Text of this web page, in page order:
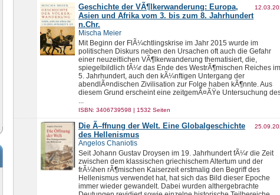
Geschichte der VÃ¶lkerwanderung: Europa,
Asien und Afrika vom 3. bis zum 8. Jahrhundert
n.Chr.
Mischa Meier
Mit Beginn der FlÃ¼chtlingskrise im Jahr 2015 wurde im
politischen Diskurs neben den Ursachen oft auch die Gefahr
einer neuzeitlichen VÃ¶lkerwanderung thematisiert, die,
spiegelbildlich fÃ¼r das Ende des WestrÃ¶mischen Reiches im
5. Jahrhundert, auch den kÃ¼nftigen Untergang der
abendlÃ¤ndischen Zivilisation zur Folge haben kÃ¶nnte. Aus
diesem Grund erscheint eine zeitgemÃ¤ÃŸe Untersuchung
...
ISBN: 3406739598 | 1532 Seiten
Die Ã–ffnung der Welt. Eine Globalgeschichte
des Hellenismus
Angelos Chaniotis
Seit Johann Gustav Droysen im 19. Jahrhundert fÃ¼r die Zeit
zwischen dem klassischen griechischem Altertum und der
frÃ¼hen rÃ¶mischen Kaiserzeit erstmalig den Begriff des
Hellenismus verwendet hat, hat sich das Bild dieser Epoche
immer wieder gewandelt. Dabei wurden althergebrachte